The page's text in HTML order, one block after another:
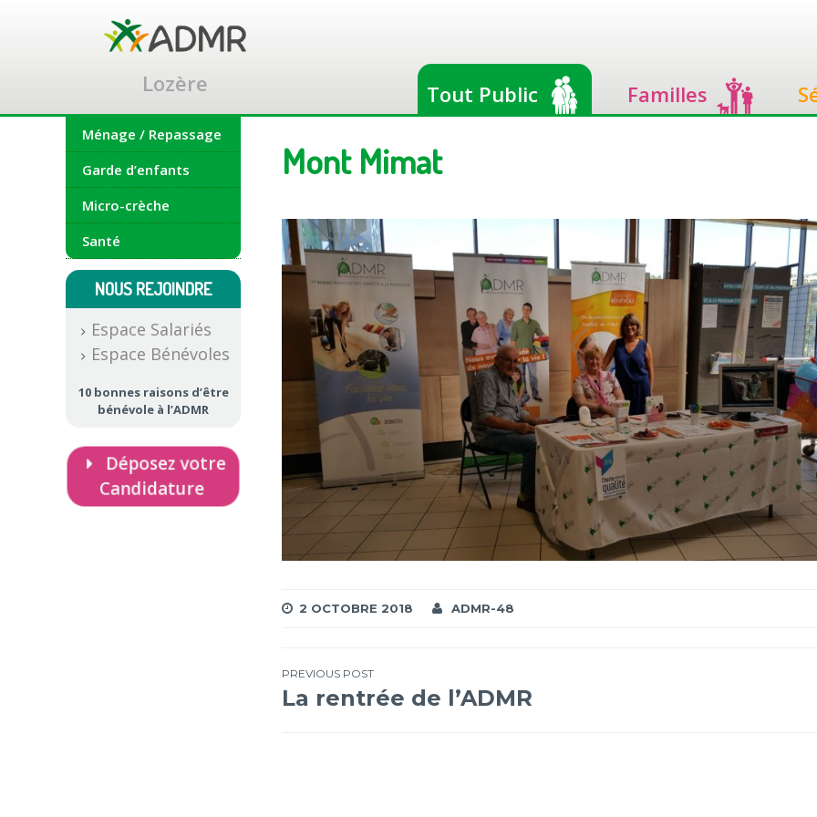
Lozère Tout Public Familles
Ménage / Repassage
Garde d’enfants
Micro-crèche
Santé
NOUS REJOINDRE
Espace Salariés
Espace Bénévoles
10 bonnes raisons d’être
bénévole à l’ADMR
Déposez votre
Candidature
Mont Mimat
2 OCTOBRE 2018 ADMR-48
Navigation
de
PREVIOUS POST
La rentrée de l’ADMR